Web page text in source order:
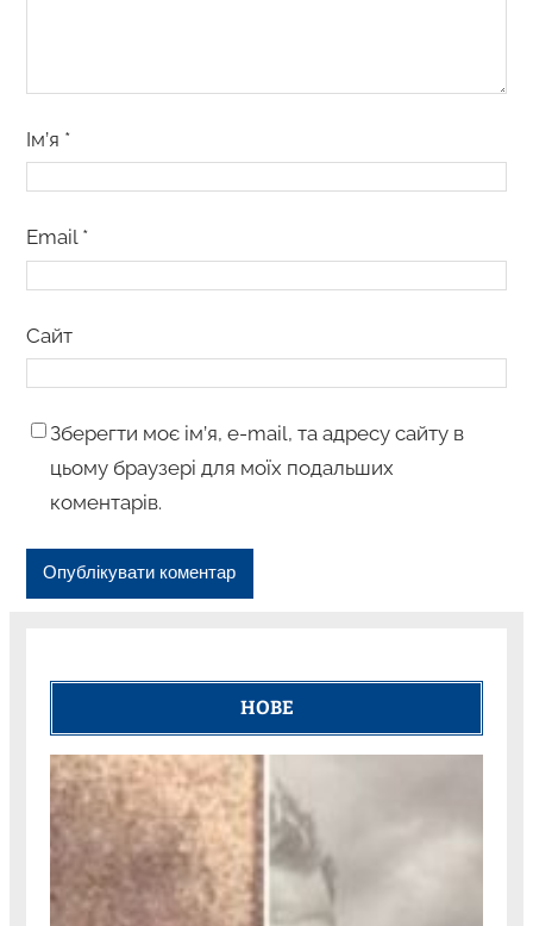
Ім’я *
Email *
Сайт
Зберегти моє ім’я, e-mail, та адресу сайту в
цьому браузері для моїх подальших
коментарів.
НОВЕ